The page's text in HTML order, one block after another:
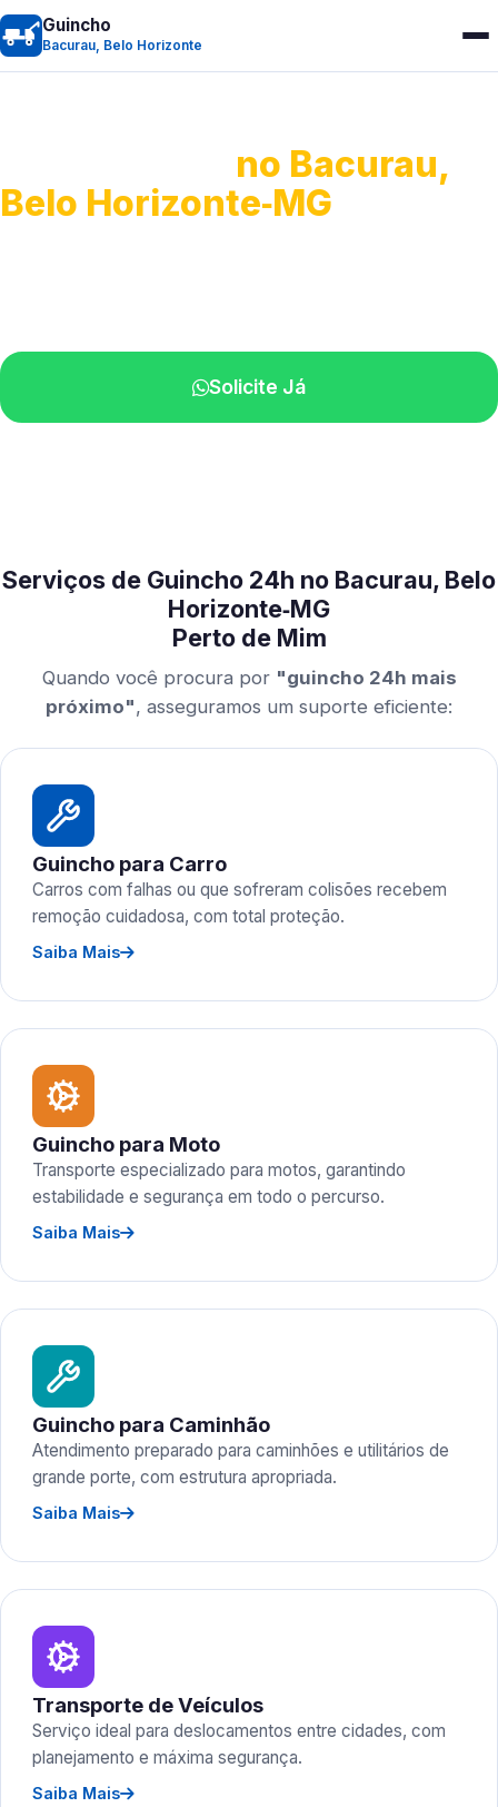
Guincho
Bacurau, Belo Horizonte
no Bacurau,
Belo Horizonte‑MG
Solicite Já
Serviços de Guincho 24h no Bacurau, Belo
Horizonte‑MG
Perto de Mim
Quando você procura por "guincho 24h mais
próximo", asseguramos um suporte eficiente:
Guincho para Carro
Carros com falhas ou que sofreram colisões recebem
remoção cuidadosa, com total proteção.
Saiba Mais
Guincho para Moto
Transporte especializado para motos, garantindo
estabilidade e segurança em todo o percurso.
Saiba Mais
Guincho para Caminhão
Atendimento preparado para caminhões e utilitários de
grande porte, com estrutura apropriada.
Saiba Mais
Transporte de Veículos
Serviço ideal para deslocamentos entre cidades, com
planejamento e máxima segurança.
Saiba Mais